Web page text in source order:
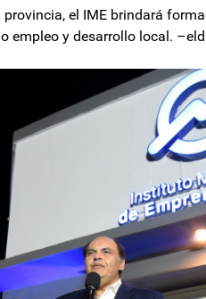
el IME brindará
empleo y desarrollo local.